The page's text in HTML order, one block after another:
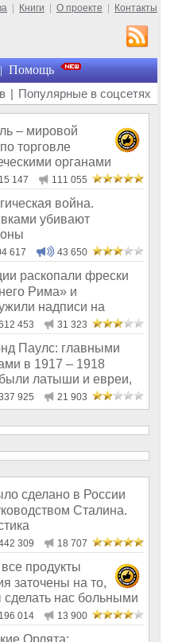
Книги О проекте Контакты
| Помощь
| Популярные в соцсетях
– мировой
торговле
органами
147 111 055
война.
убивают
617 43 650
раскопали фрески
Рима» и
надписи на
453 31 323
Паулс: главными
в 1917 – 1918
латыши и евреи,
925 21 903
сделано в России
Сталина.
309 18 707
продукты
заточены на то,
сделать нас больными
196 014 13 900